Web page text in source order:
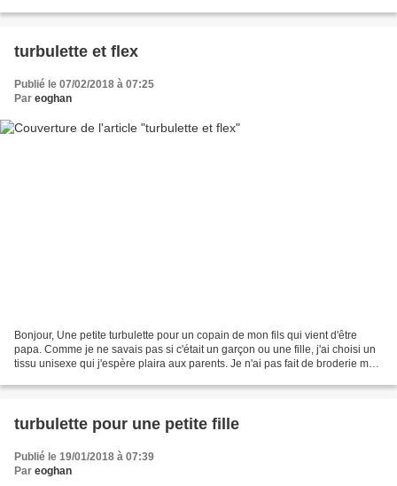
turbulette et flex
Publié le 07/02/2018 à 07:25
Par eoghan
Bonjour, Une petite turbulette pour un copain de mon fils qui vient d'être
papa. Comme je ne savais pas si c'était un garçon ou une fille, j'ai choisi un
tissu unisexe qui j'espère plaira aux parents. Je n'ai pas fait de broderie mais
turbulette pour une petite fille
Publié le 19/01/2018 à 07:39
Par eoghan